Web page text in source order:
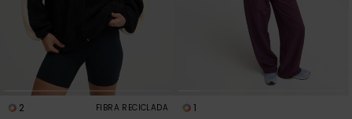
2 FIBRA RECICLADA
1